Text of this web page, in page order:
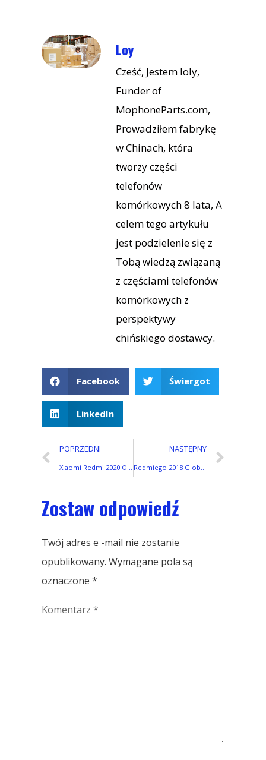
Loy
Cześć, Jestem loly,
Funder of
MophoneParts.com,
Prowadziłem fabrykę
w Chinach, która
tworzy części
telefonów
komórkowych 8 lata, A
celem tego artykułu
jest podzielenie się z
Tobą wiedzą związaną
z częściami telefonów
komórkowych z
perspektywy
chińskiego dostawcy.
Facebook Świergot
LinkedIn
POPRZEDNI NASTĘPNY
Zostaw odpowiedź
Twój adres e -mail nie zostanie
opublikowany. Wymagane pola są
oznaczone *
Komentarz *